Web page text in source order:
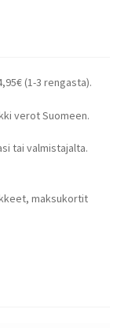
(1-3 rengasta).
verot Suomeen.
tai valmistajalta.
maksukortit